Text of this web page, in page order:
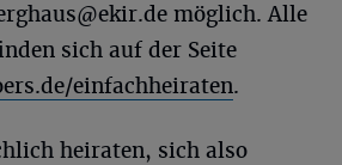
möglich. Alle
sich auf der Seite
einfachheiraten.
heiraten, sich also